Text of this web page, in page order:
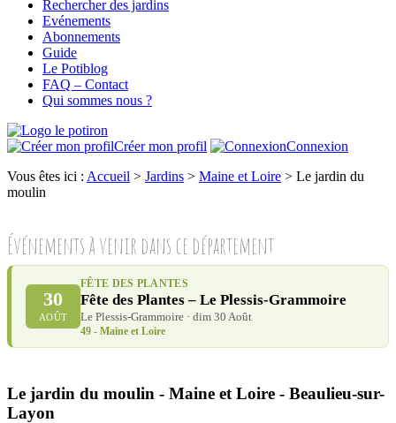
Rechercher des jardins
Evénements
Abonnements
Guide
Le Potiblog
FAQ – Contact
Qui sommes nous ?
Créer mon profil
Connexion
Vous êtes ici : Accueil > Jardins > Maine et Loire > Le jardin du
moulin
Le jardin du moulin - Maine et Loire - Beaulieu-sur-
Layon
Événements à venir dans ce département
30
AOÛT
FÊTE DES PLANTES
Fête des Plantes – Le Plessis-Grammoire
Le Plessis-Grammoire · dim 30 Août
49 - Maine et Loire